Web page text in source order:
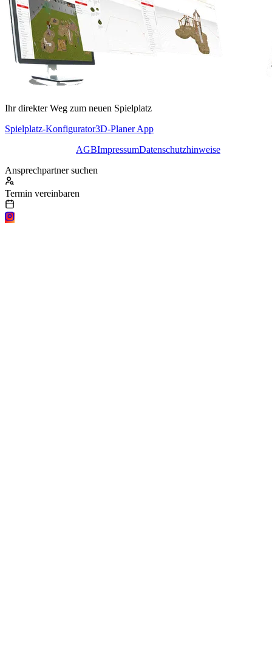
Ihr direkter Weg zum neuen Spielplatz
Spielplatz-Konfigurator3D-Planer App
AGBImpressumDatenschutzhinweise
Ansprechpartner suchen
Termin vereinbaren